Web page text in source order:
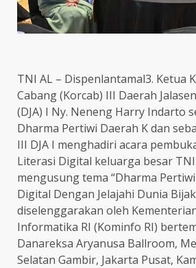
TNI AL – Dispenlantamal3. Ketua
Cabang (Korcab) III Daerah
(DJA) I Ny. Neneng Harry Indarto
Dharma Pertiwi Daerah K dan
III DJA I menghadiri acara
Literasi Digital keluarga besar
mengusung tema “Dharma
Digital Dengan Jelajahi Dunia
diselenggarakan oleh
Informatika RI (Kominfo RI)
Danareksa Aryanusa Ballroom,
Selatan Gambir, Jakarta Pusat,